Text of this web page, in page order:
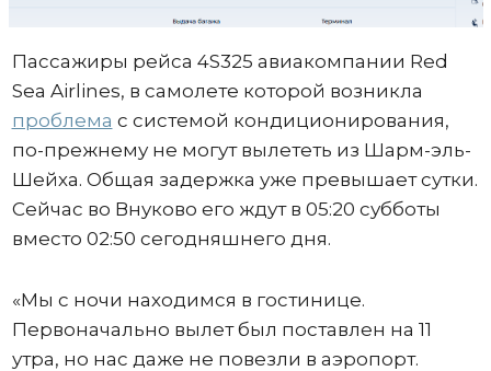
Пассажиры рейса 4S325 авиакомпании Red
Sea Airlines, в самолете которой возникла
проблема с системой кондиционирования,
по-прежнему не могут вылететь из Шарм-эль-
Шейха. Общая задержка уже превышает сутки.
Сейчас во Внуково его ждут в 05:20 субботы
вместо 02:50 сегодняшнего дня.
«Мы с ночи находимся в гостинице.
Первоначально вылет был поставлен на 11
утра, но нас даже не повезли в аэропорт.